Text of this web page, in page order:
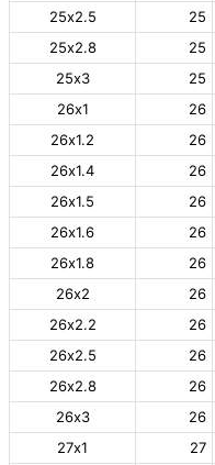
25х2.5
25
25х2.8
25
25х3
25
26х1
26
26х1.2
26
26х1.4
26
26х1.5
26
26х1.6
26
26х1.8
26
26х2
26
26х2.2
26
26х2.5
26
26х2.8
26
26х3
26
27х1
27